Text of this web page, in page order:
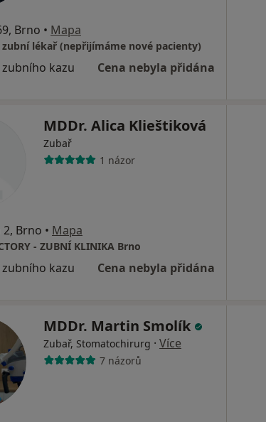
Brno • Mapa
lékař (nepřijímáme nové pacienty)
kazu Cena nebyla přidána
MDDr. Alica Klieštiková
Zubař
1 názor
2, Brno • Mapa
- ZUBNÍ KLINIKA Brno
kazu Cena nebyla přidána
MDDr. Martin Smolík
Zubař, Stomatochirurg · Více
7 názorů